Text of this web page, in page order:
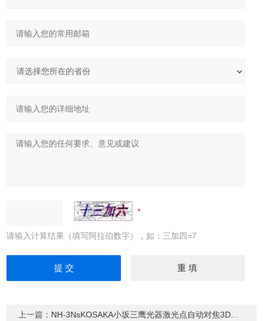
请输入计算结果（填写阿拉伯数字），如：三加四=7
上一篇： NH-3NsKOSAKA小坂三鹰光器激光点自动对焦3D形状